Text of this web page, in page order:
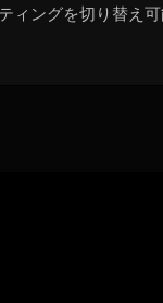
ィングを切り替え